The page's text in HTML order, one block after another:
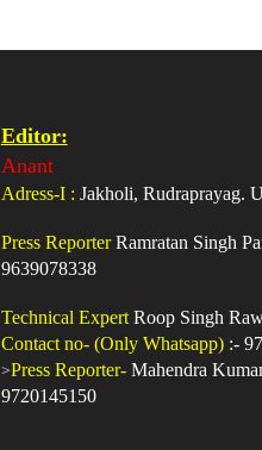
Editor:
Anant
Adress-I : Jakholi, Rudraprayag.
Press ReporterRamratan Singh
9639078338
Technical ExpertRoop Singh
Contact no- (Only Whatsapp) :-
>Press Reporter-Mahendra
9720145150